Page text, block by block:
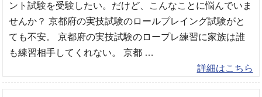
ント試験を受験したい。だけど、こんなことに悩んでいま
せんか？ 京都府の実技試験のロールプレイング試験がと
ても不安。 京都府の実技試験のロープレ練習に家族は誰
も練習相手してくれない。 京都 …
詳細はこちら